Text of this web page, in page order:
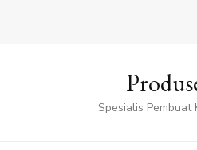
Spesialis Pembuat